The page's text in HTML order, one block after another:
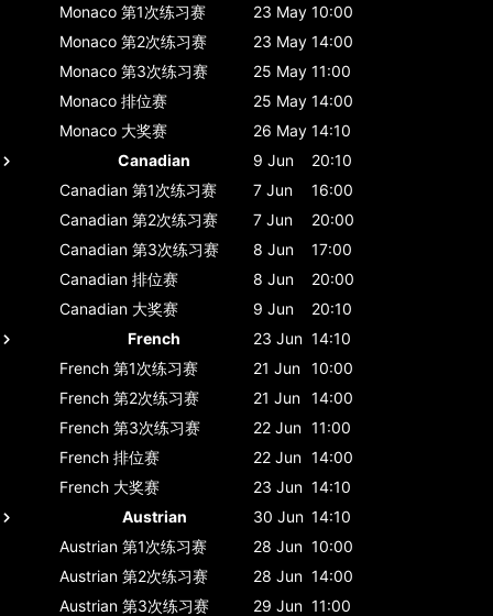
Monaco 第1次练习赛 23 May 10:00
Monaco 第2次练习赛 23 May 14:00
Monaco 第3次练习赛 25 May 11:00
Monaco 排位赛 25 May 14:00
Monaco 大奖赛 26 May 14:10
Canadian
9 Jun
20:10
Canadian 第1次练习赛 7 Jun
16:00
Canadian 第2次练习赛 7 Jun
20:00
Canadian 第3次练习赛 8 Jun
17:00
Canadian 排位赛 8 Jun
20:00
Canadian 大奖赛 9 Jun
20:10
French
23 Jun 14:10
French 第1次练习赛 21 Jun 10:00
French 第2次练习赛 21 Jun 14:00
French 第3次练习赛 22 Jun 11:00
French 排位赛 22 Jun 14:00
French 大奖赛 23 Jun 14:10
Austrian
30 Jun 14:10
Austrian 第1次练习赛 28 Jun 10:00
Austrian 第2次练习赛 28 Jun 14:00
Austrian 第3次练习赛 29 Jun 11:00